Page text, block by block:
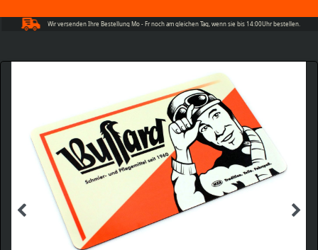
Wir versenden Ihre Bestellung Mo - Fr noch am gleichen Tag, wenn sie bis 14:00Uhr bestellen.